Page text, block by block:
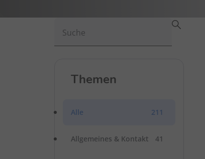
Suche
Themen
Alle 211
Allgemeines & Kontakt 41